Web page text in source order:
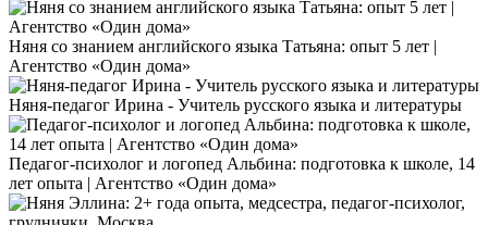
Няня со знанием английского языка Татьяна: опыт 5 лет |
Агентство «Один дома»
Няня-педагог Ирина - Учитель русского языка и литературы
Педагог-психолог и логопед Альбина: подготовка к школе, 14
лет опыта | Агентство «Один дома»